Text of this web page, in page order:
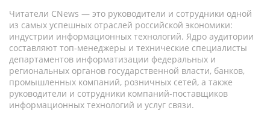
Читатели CNews — это руководители и сотрудники одной
из самых успешных отраслей российской экономики:
индустрии информационных технологий. Ядро аудитории
составляют топ-менеджеры и технические специалисты
департаментов информатизации федеральных и
региональных органов государственной власти, банков,
промышленных компаний, розничных сетей, а также
руководители и сотрудники компаний-поставщиков
информационных технологий и услуг связи.